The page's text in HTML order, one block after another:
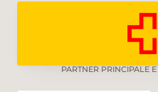
PARTNER PRINCIPALE